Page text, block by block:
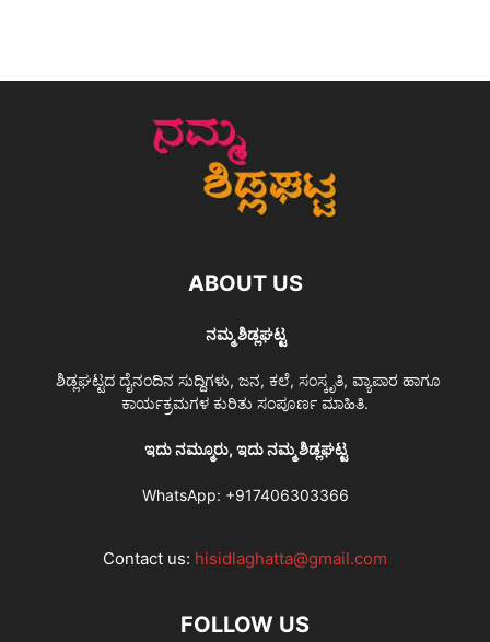
ABOUT US
ನಮ್ಮ ಶಿಡ್ಲಘಟ್ಟ
ಶಿಡ್ಲಘಟ್ಟದ ದೈನಂದಿನ ಸುದ್ದಿಗಳು, ಜನ, ಕಲೆ, ಸಂಸ್ಕೃತಿ, ವ್ಯಾಪಾರ ಹಾಗೂ
ಕಾರ್ಯಕ್ರಮಗಳ ಕುರಿತು ಸಂಪೂರ್ಣ ಮಾಹಿತಿ.
ಇದು ನಮ್ಮೂರು, ಇದು ನಮ್ಮ ಶಿಡ್ಲಘಟ್ಟ
WhatsApp: +917406303366
Contact us: hisidlaghatta@gmail.com
FOLLOW US